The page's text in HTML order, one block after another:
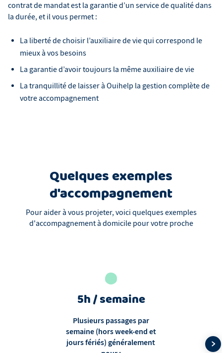
contrat de mandat est la garantie d’un service de qualité dans
la durée, et il vous permet :
La liberté de choisir l’auxiliaire de vie qui correspond le
mieux à vos besoins
La garantie d’avoir toujours la même auxiliaire de vie
La tranquillité de laisser à Ouihelp la gestion complète de
votre accompagnement
Quelques exemples
d'accompagnement
Pour aider à vous projeter, voici quelques exemples
d'accompagnement à domicile pour votre proche
5h / semaine
Plusieurs passages par
semaine (hors week-end et
jours fériés) généralement